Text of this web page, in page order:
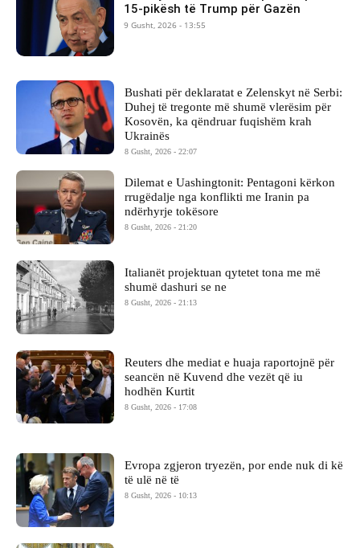
15-pikësh të Trump për Gazën
9 Gusht, 2026 - 13:55
Bushati për deklaratat e Zelenskyt në Serbi:
Duhej të tregonte më shumë vlerësim për
Kosovën, ka qëndruar fuqishëm krah
Ukrainës
8 Gusht, 2026 - 22:07
Dilemat e Uashingtonit: Pentagoni kërkon
rrugëdalje nga konflikti me Iranin pa
ndërhyrje tokësore
8 Gusht, 2026 - 21:20
Italianët projektuan qytetet tona me më
shumë dashuri se ne
8 Gusht, 2026 - 21:13
Reuters dhe mediat e huaja raportojnë për
seancën në Kuvend dhe vezët që iu
hodhën Kurtit
8 Gusht, 2026 - 17:08
Evropa zgjeron tryezën, por ende nuk di kë
të ulë në të
8 Gusht, 2026 - 10:13